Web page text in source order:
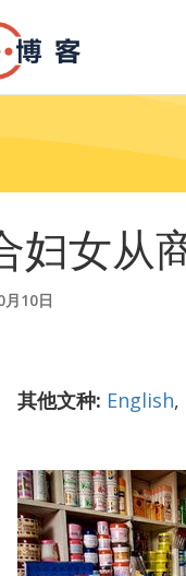
妇女从
月10日
其他文种: English,